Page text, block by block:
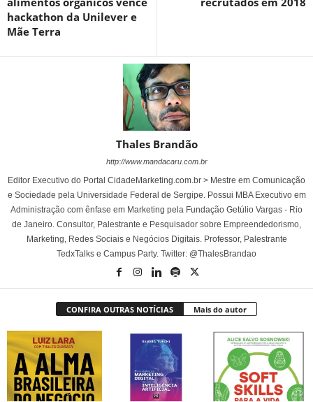
hackathon da Unilever e
Mãe Terra
Thales Brandão
http://www.mandacaru.com.br
Editor Executivo do Portal CidadeMarketing.com.br > Mestre em Comunicação
e Sociedade pela Universidade Federal de Sergipe. Possui MBA Executivo em
Administração com ênfase em Marketing pela Fundação Getúlio Vargas - Rio
de Janeiro. Consultor, Palestrante e Pesquisador sobre Empreendedorismo,
Marketing, Redes Sociais e Negócios Digitais. Professor, Palestrante
TedxTalks e Campus Party. Twitter: @ThalesBrandao
CONFIRA OUTRAS NOTÍCIAS Mais do autor